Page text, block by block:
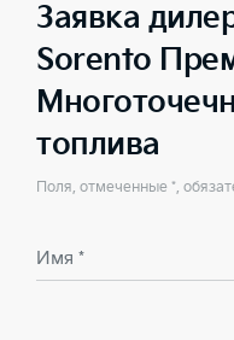
Заявка
Sorento
топлива
Поля, отмеченные *,
Имя *